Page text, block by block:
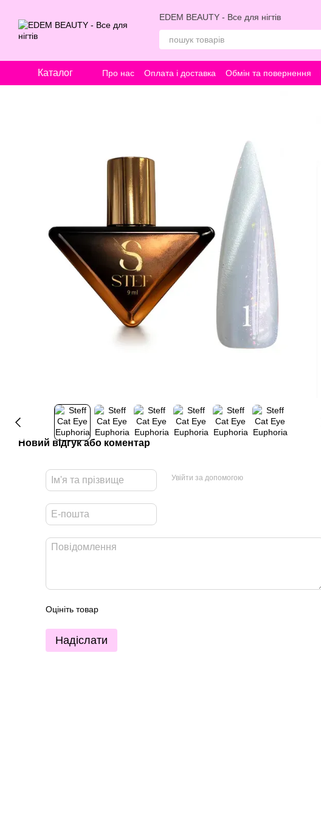
EDEM BEAUTY - Все для нігтів
Каталог Про нас Оплата і доставка Обмін та повернення
Новий відгук або коментар
Увійти за допомогою
Оцініть товар
Надіслати